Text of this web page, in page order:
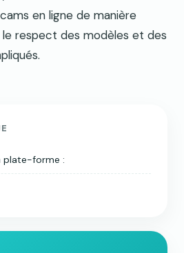
en ligne de manière
respect des modèles et des
plate-forme :